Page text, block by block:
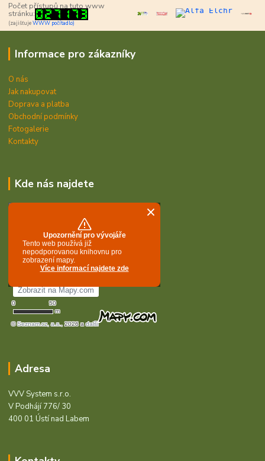
Počet přístupů na tuto www
stránku:
(zajišťujeWWW počítadlo)
Informace pro zákazníky
O nás
Jak nakupovat
Doprava a platba
Obchodní podmínky
Fotogalerie
Kontakty
Kde nás najdete
Adresa
VVV System s.r.o.
V Podhájí 776/ 30
400 01 Ústí nad Labem